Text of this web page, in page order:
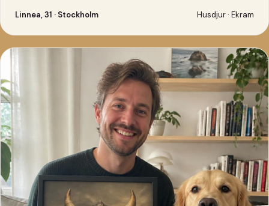
Linnea, 31 · Stockholm Husdjur · Ekram